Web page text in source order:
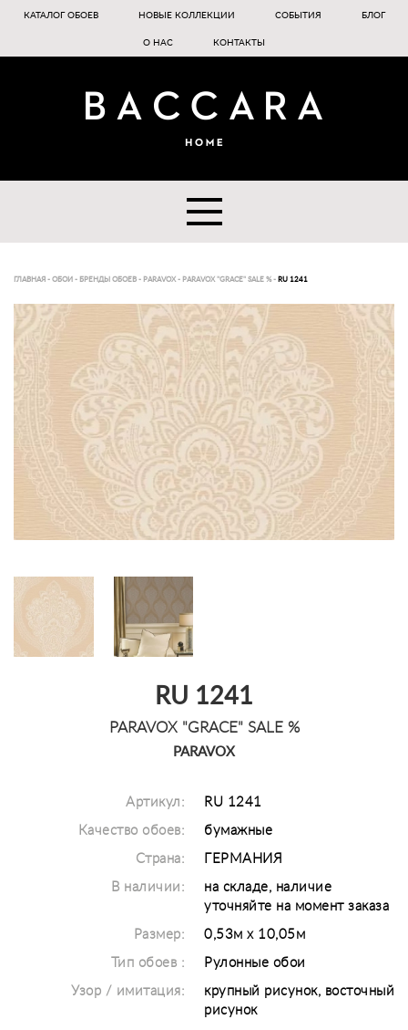
КАТАЛОГ ОБОЕВ НОВЫЕ КОЛЛЕКЦИИ СОБЫТИЯ БЛОГ
О НАС КОНТАКТЫ
ГЛАВНАЯ - ОБОИ - БРЕНДЫ ОБОЕВ - PARAVOX- PARAVOX "GRACE" SALE %- RU 1241
RU 1241
PARAVOX "GRACE" SALE %
PARAVOX
Артикул: RU 1241
Качество обоев: бумажные
Страна: ГЕРМАНИЯ
В наличии:
на складе, наличие
уточняйте на момент заказа
Размер: 0,53м х 10,05м
Тип обоев : Рулонные обои
Узор / имитация:
крупный рисунок, восточный
рисунок